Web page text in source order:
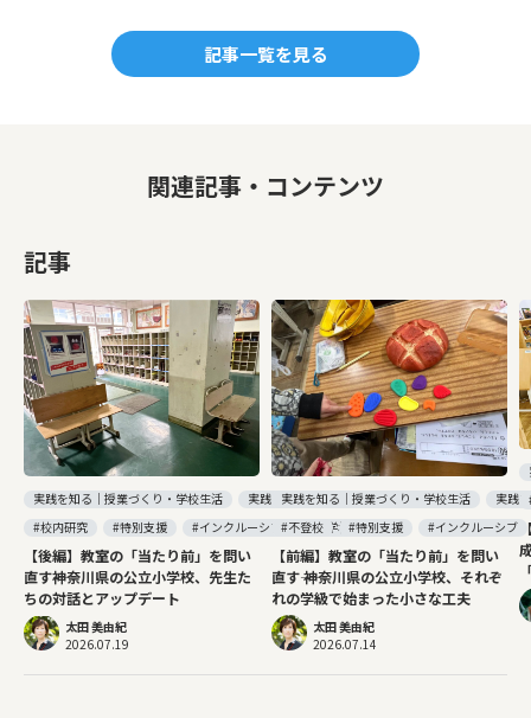
c
e
o
e
記事一覧を見る
関連記事・コンテンツ
記事
実践を知る｜授業づくり・学校生活
実践を知る｜職場づくり・組織開発
#校内研究
#特別支援 #インクルーシブ #小学校
【後編】教室の「当たり前」を問い
直す――神奈川県の公立小学校、先生た
ちの対話とアップデート
太田 美由紀
2026.07.19
実践を知る｜授業づくり・学校生活
実践
#不登校
#特別支援 #インクルーシブ
【前編】教室の「当たり前」を問い
直す―― 神奈川県の公立小学校、それぞ
れの学級で始まった小さな工夫
太田 美由紀
2026.07.14